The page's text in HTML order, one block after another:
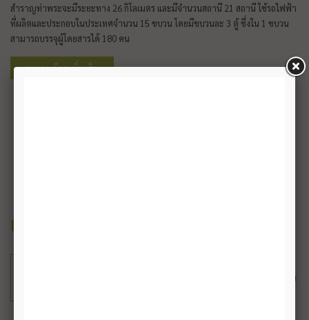
สำราญท่าพระจะมีระยะทาง 26 กิโลเมตร และมีจำนวนสถานี 21 สถานี ใช้รถไฟฟ้า
ที่ผลิตและประกอบในประเทศจำนวน 15 ขบวน โดยมีขบวนละ 3 ตู้ ซึ่งใน 1 ขบวน
สามารถบรรจุผู้โดยสารได้ 180 คน
รายละเอียดเพิ่มเติม
INVESTMENT
20 องค์กรธุรกิจในขอนแก่นร่วมลงทุนและก่อตั้งบริษัท ทุนจดทะเบียน